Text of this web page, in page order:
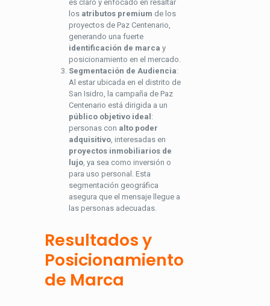
es claro y enfocado en resaltar
los atributos premium de los
proyectos de Paz Centenario,
generando una fuerte
identificación de marca y
posicionamiento en el mercado.
Segmentación de Audiencia:
Al estar ubicada en el distrito de
San Isidro, la campaña de Paz
Centenario está dirigida a un
público objetivo ideal:
personas con alto poder
adquisitivo , interesadas en
proyectos inmobiliarios de
lujo , ya sea como inversión o
para uso personal. Esta
segmentación geográfica
asegura que el mensaje llegue a
las personas adecuadas.
Resultados y
Posicionamiento
de Marca